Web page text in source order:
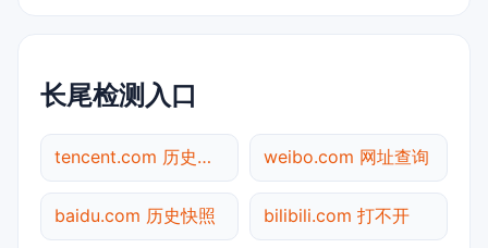
长尾检测入口
tencent.com 历史快照 weibo.com 网址查询
baidu.com 历史快照 bilibili.com 打不开